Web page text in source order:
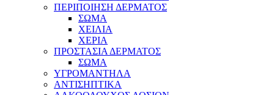
ΠΕΡΙΠΟΙΗΣΗ ΔΕΡΜΑΤΟΣ
ΣΩΜΑ
ΧΕΙΛΙΑ
ΧΕΡΙΑ
ΠΡΟΣΤΑΣΙΑ ΔΕΡΜΑΤΟΣ
ΣΩΜΑ
ΥΓΡΟΜΑΝΤΗΛΑ
ΑΝΤΙΣΗΠΤΙΚΑ